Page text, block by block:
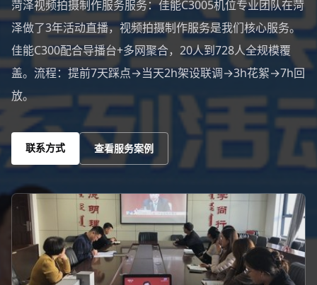
菏泽视频拍摄制作服务服务：佳能C3005机位专业团队在菏
泽做了3年活动直播，视频拍摄制作服务是我们核心服务。
佳能C300配合导播台+多网聚合，20人到728人全规模覆
盖。流程：提前7天踩点→当天2h架设联调→3h花絮→7h回
放。
联系方式 查看服务案例